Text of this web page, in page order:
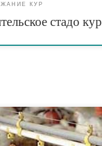
КУР
стадо кур
цыплят на сетчатых и